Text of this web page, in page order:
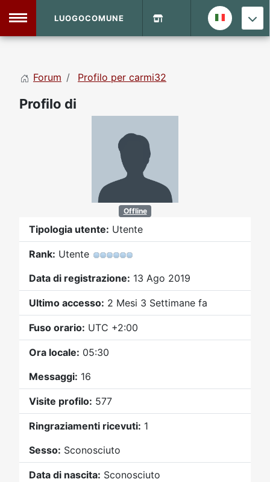
Forum
LUOGOCOMUNE
Forum Profilo per carmi32
Profilo di
Offline
Tipologia utente: Utente
Rank: Utente
Data di registrazione: 13 Ago 2019
Ultimo accesso: 2 Mesi 3 Settimane fa
Fuso orario: UTC +2:00
Ora locale: 05:30
Messaggi: 16
Visite profilo: 577
Ringraziamenti ricevuti: 1
Sesso: Sconosciuto
Data di nascita: Sconosciuto